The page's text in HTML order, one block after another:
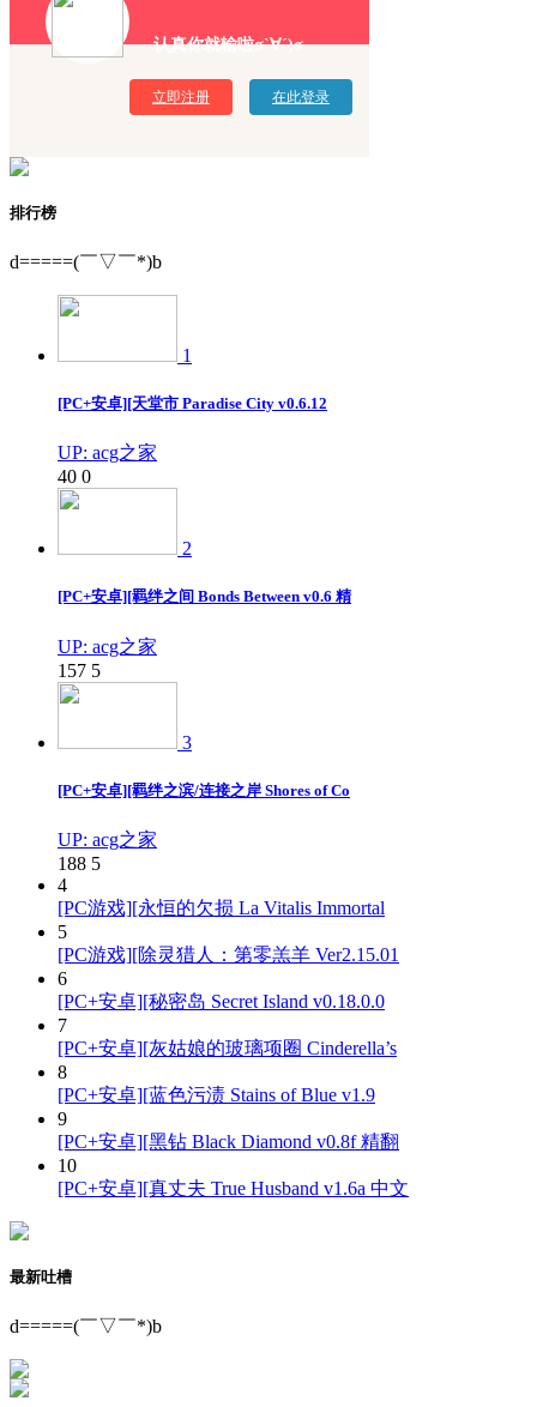
认真你就输啦σ`∀´)σ
立即注册 在此登录
排行榜
d=====(￣▽￣*)b
1
[PC+安卓][天堂市 Paradise City v0.6.12
UP: acg之家
40 0
2
[PC+安卓][羁绊之间 Bonds Between v0.6 精
UP: acg之家
157 5
3
[PC+安卓][羁绊之滨/连接之岸 Shores of Co
UP: acg之家
188 5
4
[PC游戏][永恒的欠损 La Vitalis Immortal
5
[PC游戏][除灵猎人：第零羔羊 Ver2.15.01
6
[PC+安卓][秘密岛 Secret Island v0.18.0.0
7
[PC+安卓][灰姑娘的玻璃项圈 Cinderella’s
8
[PC+安卓][蓝色污渍 Stains of Blue v1.9
9
[PC+安卓][黑钻 Black Diamond v0.8f 精翻
10
[PC+安卓][真丈夫 True Husband v1.6a 中文
最新吐槽
d=====(￣▽￣*)b